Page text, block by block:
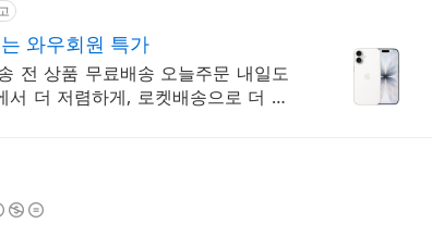
와우회원 특가
전 상품 무료배송 오늘주문 내일도
더 저렴하게, 로켓배송으로 더 빠